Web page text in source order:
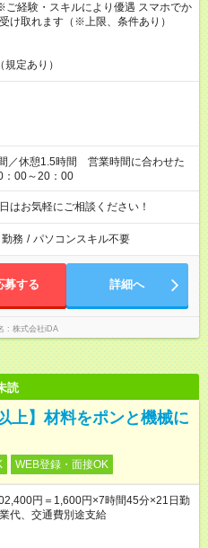
経験・スキルにより優遇 スマホでか
け取れます（※上限、条件あり）
定あり）
：00～20：00
はお気軽にご相談ください！
務 / パソコンスキル不要
募する 詳細へ
株式会社iDA
読
上】材料をポンと機械に
WEB登録・面接OK
円＝1,600円×7時間45分×21日勤
代、交通費別途支給